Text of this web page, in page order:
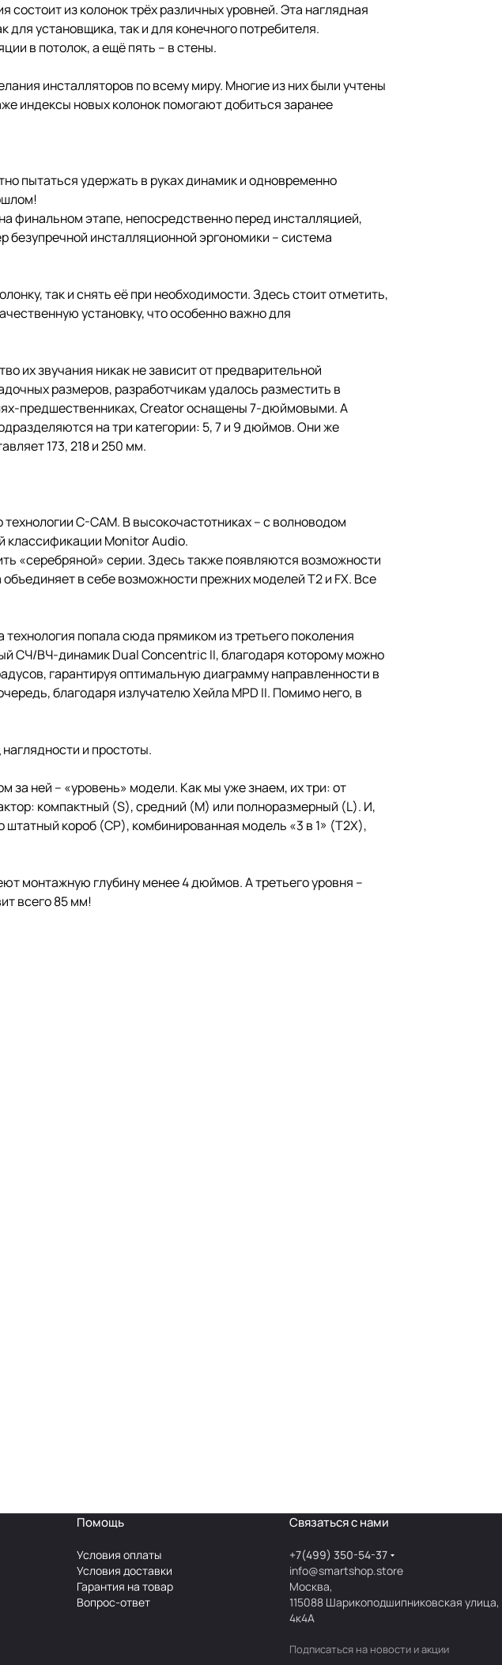
из колонок трёх различных уровней. Эта наглядная
установщика, так и для конечного потребителя.
в потолок, а ещё пять – в стены.
инсталляторов по всему миру. Многие из них были учтены
индексы новых колонок помогают добиться заранее
пытаться удержать в руках динамик и одновременно
финальном этапе, непосредственно перед инсталляцией,
безупречной инсталляционной эргономики – система
так и снять её при необходимости. Здесь стоит отметить,
установку, что особенно важно для
их звучания никак не зависит от предварительной
размеров, разработчикам удалось разместить в
предшественниках, Creator оснащены 7-дюймовыми. А
на три категории: 5, 7 и 9 дюймов. Они же
173, 218 и 250 мм.
C-CAM. В высокочастотниках – с волноводом
классификации Monitor Audio.
«серебряной» серии. Здесь также появляются возможности
в себе возможности прежних моделей T2 и FX. Все
попала сюда прямиком из третьего поколения
СЧ/ВЧ-динамик Dual Concentric II, благодаря которому можно
гарантируя оптимальную диаграмму направленности в
благодаря излучателю Хейла MPD II. Помимо него, в
и простоты.
за ней – «уровень» модели. Как мы уже знаем, их три: от
компактный (S), средний (M) или полноразмерный (L). И,
короб (CP), комбинированная модель «3 в 1» (T2X),
монтажную глубину менее 4 дюймов. А третьего уровня –
всего 85 мм!
Помощь
Условия оплаты
Условия доставки
Гарантия на товар
Вопрос-ответ
Связаться с нами
+7(499) 350-54-37
info@smartshop.store
Москва,
115088 Шарикоподшипниковская улица,
4к4А
Подписаться на новости и акции